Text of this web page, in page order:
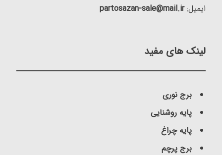
ایمیل:partosazan-sale@mail.ir
لینک های مفید
برج نوری
پایه روشنایی
پایه چراغ
برج پرچم